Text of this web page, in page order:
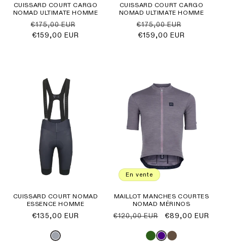
CUISSARD COURT CARGO
NOMAD ULTIMATE HOMME
Prix
habituel
€175,00 EUR
€159,00 EUR
CUISSARD COURT CARGO
NOMAD ULTIMATE HOMME
Prix
habituel
€175,00 EUR
€159,00 EUR
CUISSARD COURT NOMAD
ESSENCE HOMME
Prix
€135,00 EUR
En vente
MAILLOT MANCHES COURTES
NOMAD MÉRINOS
Prix
€120,00 EUR
Prix
€89,00 EUR